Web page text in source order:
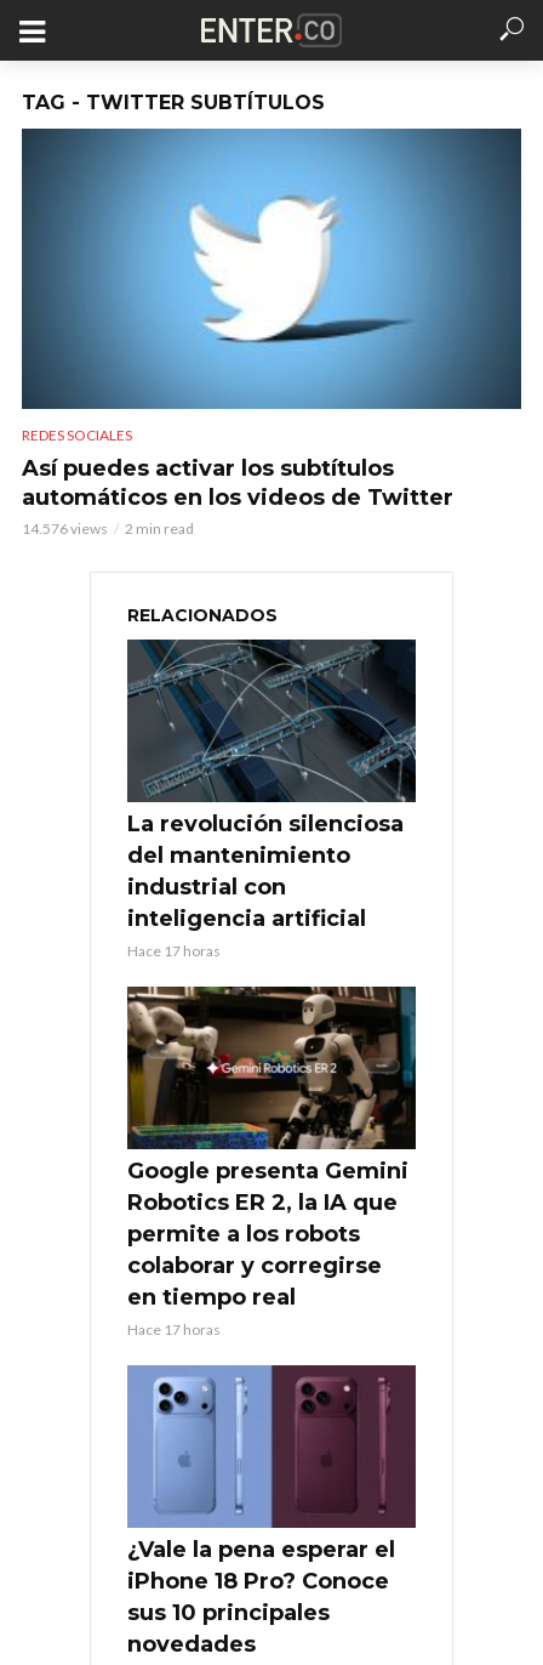
TAG - TWITTER SUBTÍTULOS
REDES SOCIALES
Así puedes activar los subtítulos
automáticos en los videos de Twitter
14.576 views 2 min read
RELACIONADOS
La revolución silenciosa
del mantenimiento
industrial con
inteligencia artificial
Hace 17 horas
Google presenta Gemini
Robotics ER 2, la IA que
permite a los robots
colaborar y corregirse
en tiempo real
Hace 17 horas
¿Vale la pena esperar el
iPhone 18 Pro? Conoce
sus 10 principales
novedades